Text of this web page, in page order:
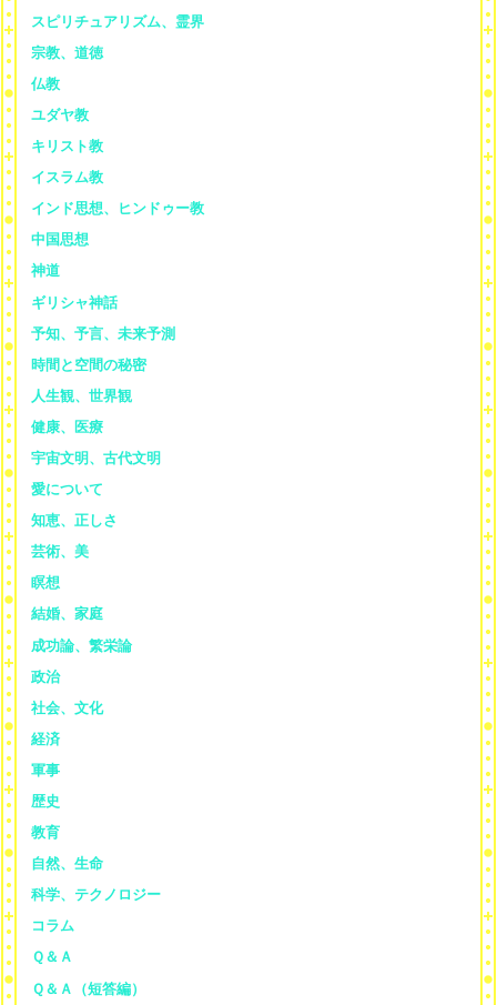
スピリチュアリズム、霊界
宗教、道徳
仏教
ユダヤ教
キリスト教
イスラム教
インド思想、ヒンドゥー教
中国思想
神道
ギリシャ神話
予知、予言、未来予測
時間と空間の秘密
人生観、世界観
健康、医療
宇宙文明、古代文明
愛について
知恵、正しさ
芸術、美
瞑想
結婚、家庭
成功論、繁栄論
政治
社会、文化
経済
軍事
歴史
教育
自然、生命
科学、テクノロジー
コラム
Ｑ＆Ａ
Ｑ＆Ａ（短答編）